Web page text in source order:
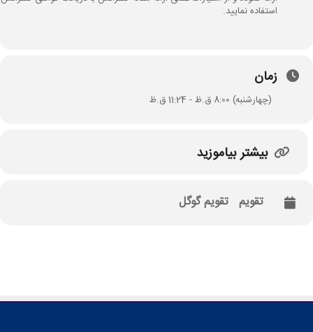
استفاده نمایید.
زمان
(چهارشنبه) 8:00 ق.ظ - 11:24 ق.ظ
بیشتر بیاموزید
تقویم تقویم گوگل